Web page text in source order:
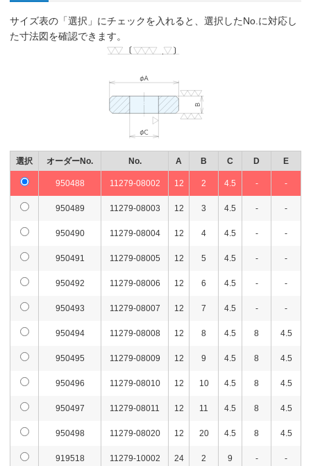
919544 11279-10019 M8 24 19 0 -0.013 0.05
11279-10020 M8
M8
11279-10040
M8
919549 11279-10060 0 -0.019 0.18
919550 11279-10070 M8
904741
904742 11279-20003 M12 0 -0.006 0.02
904743 11279-20004 M12 0 -0.008 0.03
904751 11279-20005 M12 0 -0.008 0.03
904752 11279-20006 M12 0 -0.008 0.04
904753 11279-20007 M12 0 -0.009 0.05
サイズ表の「選択」にチェックを入れると、選択したNo.に対応し
た寸法図を確認できます。
選択 オーダーNo. No. A B C D E
950488 11279-08002 12 2 4.5 - -
950489 11279-08003 12 3 4.5 - -
950490 11279-08004 12 4 4.5 - -
950491 11279-08005 12 5 4.5 - -
950492 11279-08006 12 6 4.5 - -
950493 11279-08007 12 7 4.5 - -
950494 11279-08008 12 8 4.5 8 4.5
950495 11279-08009 12 9 4.5 8 4.5
950496 11279-08010 12 10 4.5 8 4.5
950497 11279-08011 12 11 4.5 8 4.5
950498 11279-08020 12 20 4.5 8 4.5
919518 11279-10002 24 2 9 - -